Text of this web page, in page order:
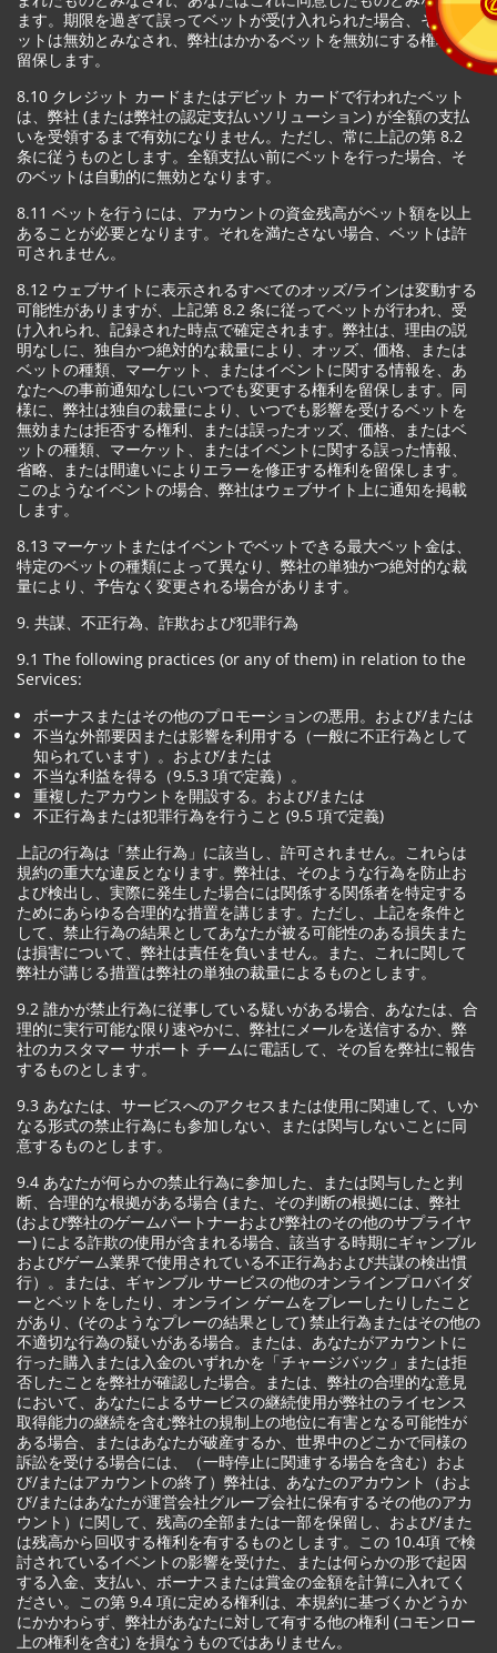
ます。期限を過ぎて誤ってベットが受け入れられた場合、そのベ
ットは無効とみなされ、弊社はかかるベットを無効にする権利を
留保します。
8.10 クレジット カードまたはデビット カードで行われたベット
は、弊社 (または弊社の認定支払いソリューション) が全額の支払
いを受領するまで有効になりません。ただし、常に上記の第 8.2
条に従うものとします。全額支払い前にベットを行った場合、そ
のベットは自動的に無効となります。
8.11 ベットを行うには、アカウントの資金残高がベット額を以上
あることが必要となります。それを満たさない場合、ベットは許
可されません。
8.12 ウェブサイトに表示されるすべてのオッズ/ラインは変動する
可能性がありますが、上記第 8.2 条に従ってベットが行われ、受
け入れられ、記録された時点で確定されます。弊社は、理由の説
明なしに、独自かつ絶対的な裁量により、オッズ、価格、または
ベットの種類、マーケット、またはイベントに関する情報を、あ
なたへの事前通知なしにいつでも変更する権利を留保します。同
様に、弊社は独自の裁量により、いつでも影響を受けるベットを
無効または拒否する権利、または誤ったオッズ、価格、またはベ
ットの種類、マーケット、またはイベントに関する誤った情報、
省略、または間違いによりエラーを修正する権利を留保します。
このようなイベントの場合、弊社はウェブサイト上に通知を掲載
します。
8.13 マーケットまたはイベントでベットできる最大ベット金は、
特定のベットの種類によって異なり、弊社の単独かつ絶対的な裁
量により、予告なく変更される場合があります。
9. 共謀、不正行為、詐欺および犯罪行為
9.1 The following practices (or any of them) in relation to the
Services:
ボーナスまたはその他のプロモーションの悪用。および/または
不当な外部要因または影響を利用する（一般に不正行為として
知られています）。および/または
不当な利益を得る（9.5.3 項で定義）。
重複したアカウントを開設する。および/または
不正行為または犯罪行為を行うこと (9.5 項で定義)
上記の行為は「禁止行為」に該当し、許可されません。これらは
規約の重大な違反となります。弊社は、そのような行為を防止お
よび検出し、実際に発生した場合には関係する関係者を特定する
ためにあらゆる合理的な措置を講じます。ただし、上記を条件と
して、禁止行為の結果としてあなたが被る可能性のある損失また
は損害について、弊社は責任を負いません。また、これに関して
弊社が講じる措置は弊社の単独の裁量によるものとします。
9.2 誰かが禁止行為に従事している疑いがある場合、あなたは、合
理的に実行可能な限り速やかに、弊社にメールを送信するか、弊
社のカスタマー サポート チームに電話して、その旨を弊社に報告
するものとします。
9.3 あなたは、サービスへのアクセスまたは使用に関連して、いか
なる形式の禁止行為にも参加しない、または関与しないことに同
意するものとします。
9.4 あなたが何らかの禁止行為に参加した、または関与したと判
断、合理的な根拠がある場合 (また、その判断の根拠には、弊社
(および弊社のゲームパートナーおよび弊社のその他のサプライヤ
ー) による詐欺の使用が含まれる場合、該当する時期にギャンブル
およびゲーム業界で使用されている不正行為および共謀の検出慣
行）。または、ギャンブル サービスの他のオンラインプロバイダ
ーとベットをしたり、オンライン ゲームをプレーしたりしたこと
があり、(そのようなプレーの結果として) 禁止行為またはその他の
不適切な行為の疑いがある場合。または、あなたがアカウントに
行った購入または入金のいずれかを「チャージバック」または拒
否したことを弊社が確認した場合。または、弊社の合理的な意見
において、あなたによるサービスの継続使用が弊社のライセンス
取得能力の継続を含む弊社の規制上の地位に有害となる可能性が
ある場合、またはあなたが破産するか、世界中のどこかで同様の
訴訟を受ける場合には、（一時停止に関連する場合を含む）およ
び/またはアカウントの終了）弊社は、あなたのアカウント（およ
び/またはあなたが運営会社グループ会社に保有するその他のアカ
ウント）に関して、残高の全部または一部を保留し、および/また
は残高から回収する権利を有するものとします。この 10.4項 で検
討されているイベントの影響を受けた、または何らかの形で起因
する入金、支払い、ボーナスまたは賞金の金額を計算に入れてく
ださい。この第 9.4 項に定める権利は、本規約に基づくかどうか
にかかわらず、弊社があなたに対して有する他の権利 (コモンロー
上の権利を含む) を損なうものではありません。